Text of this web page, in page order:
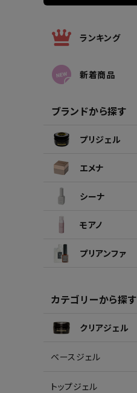
ランキング
新着商品
ブランドから探す
プリジェル
エメナ
シーナ
モアノ
プリアンファ
カテゴリーから探す
クリアジェル
ベースジェル
トップジェル